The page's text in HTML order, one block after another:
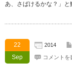
あ、さばけるかな？」
22
Sep
2014
コメントを